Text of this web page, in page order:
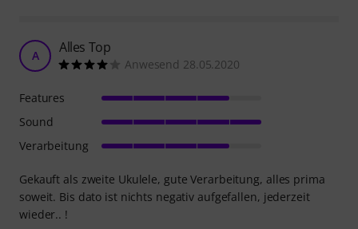
A Alles Top
Anwesend 28.05.2020
Gekauft als zweite Ukulele, gute Verarbeitung, alles prima
soweit. Bis dato ist nichts negativ aufgefallen, jederzeit
wieder.. !
Features
Sound
Verarbeitung